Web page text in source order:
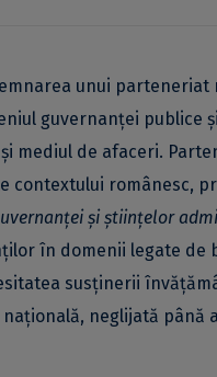
unui
guvernanței publice
mediul de afaceri.
contextului românesc,
și științelor
în domenii legate de
susținerii
neglijată